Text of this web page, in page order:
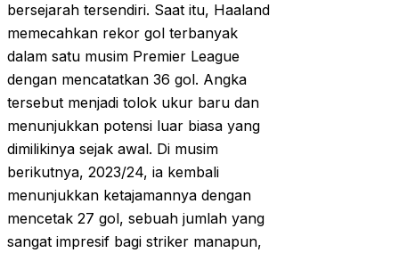
bersejarah tersendiri. Saat itu, Haaland
memecahkan rekor gol terbanyak
dalam satu musim Premier League
dengan mencatatkan 36 gol. Angka
tersebut menjadi tolok ukur baru dan
menunjukkan potensi luar biasa yang
dimilikinya sejak awal. Di musim
berikutnya, 2023/24, ia kembali
menunjukkan ketajamannya dengan
mencetak 27 gol, sebuah jumlah yang
sangat impresif bagi striker manapun,